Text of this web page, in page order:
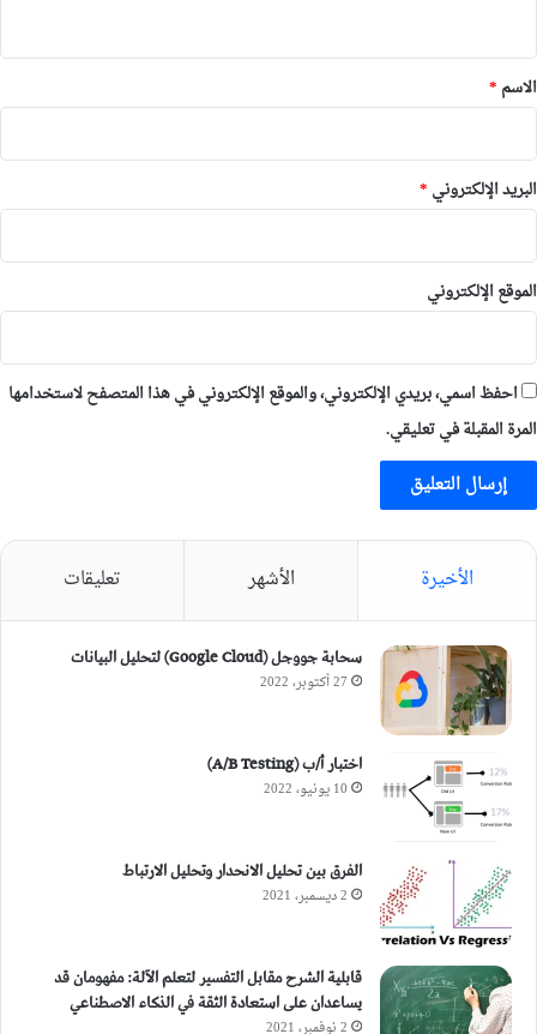
*
الاسم *
البريد الإلكتروني *
الموقع الإلكتروني
احفظ اسمي، بريدي الإلكتروني، والموقع الإلكتروني في هذا المتصفح لاستخدامها
المرة المقبلة في تعليقي.
الأخيرة الأشهر تعليقات
سحابة جووجل (Google Cloud) لتحليل البيانات
27 أكتوبر، 2022
اختبار أ/ب (A/B Testing)
10 يونيو، 2022
الفرق بين تحليل الانحدار وتحليل الارتباط
2 ديسمبر، 2021
قابلية الشرح مقابل التفسير لتعلم الآلة: مفهومان قد
يساعدان على استعادة الثقة في الذكاء الاصطناعي
2 نوفمبر، 2021